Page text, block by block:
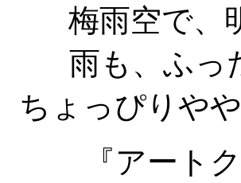
梅雨空で、
雨も、ふっ
ちょっぴりや
『アート